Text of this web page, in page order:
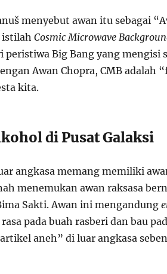
menyebut awan itu sebagai
istilah Cosmic Microwave
peristiwa Big Bang yang mengisi
Awan Chopra, CMB adalah
kita.
di Pusat Galaksi
angkasa memang memiliki
menemukan awan raksasa
Sakti. Awan ini mengandung
pada buah rasberi dan bau
aneh” di luar angkasa